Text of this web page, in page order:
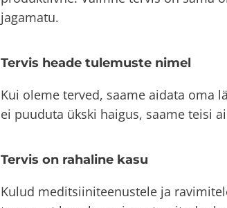
jagamatu.
Tervis heade tulemuste nimel
Kui oleme terved, saame aidata oma
ei puuduta ükski haigus, saame teisi
Tervis on rahaline kasu
Kulud meditsiiniteenustele ja